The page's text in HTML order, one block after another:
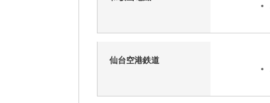
仙台空港鉄道